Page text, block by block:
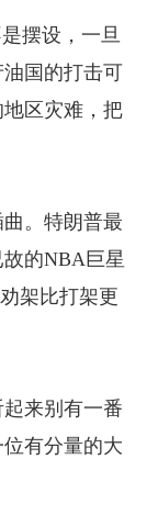
摆设，一旦
国的打击可
区灾难，把
。特朗普最
的NBA巨星
架比打架更
来别有一番
有分量的大